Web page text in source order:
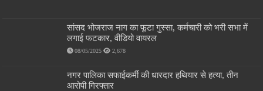
सांसद भोजराज नाग का फूटा गुस्सा, कर्मचारी को भरी सभा में
लगाई फटकार, वीडियो वायरल
08/05/2025 2,678
नगर पालिका सफाईकर्मी की धारदार हथियार से हत्या, तीन
आरोपी गिरफ्तार